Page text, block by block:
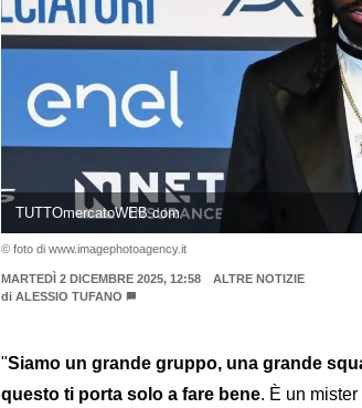
TUTTOmercatoWEB.com
© foto di www.imagephotoagency.it
MARTEDÌ 2 DICEMBRE 2025, 12:58
ALTRE NOTIZIE
di ALESSIO TUFANO
"Siamo un grande gruppo, una grande
questo ti porta solo a fare bene. È un